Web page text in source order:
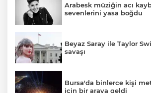
Arabesk müziğin acı
sevenlerini yasa boğdu
Beyaz Saray ile Taylor
savaşı
Bursa'da binlerce kişi
için bir araya geldi